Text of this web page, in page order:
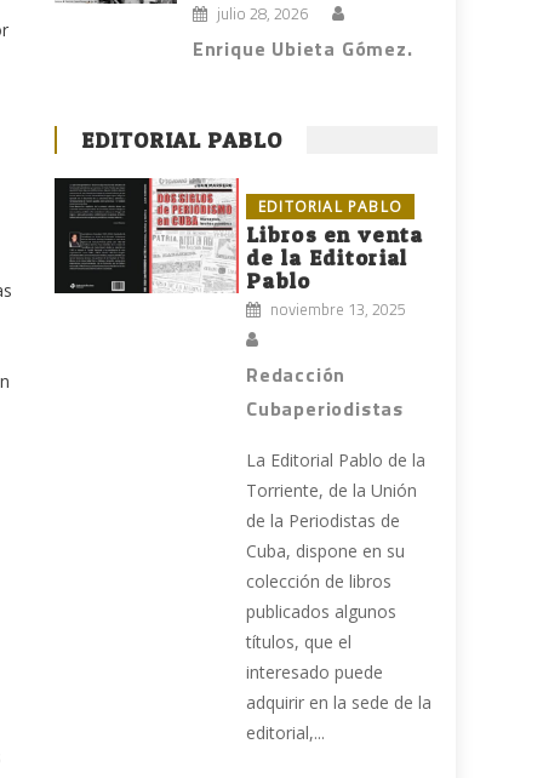
julio 28, 2026
Enrique Ubieta Gómez.
EDITORIAL PABLO
EDITORIAL PABLO
Libros en venta
de la Editorial
Pablo
noviembre 13, 2025
Redacción
Cubaperiodistas
La Editorial Pablo de la
Torriente, de la Unión
de la Periodistas de
Cuba, dispone en su
colección de libros
publicados algunos
títulos, que el
interesado puede
adquirir en la sede de la
editorial,...